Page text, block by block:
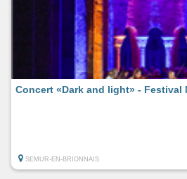
Concert «Dark and light» - Festival
SEMUR-EN-BRIONNAIS